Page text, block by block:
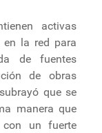
activas
en la red para
de fuentes
de obras
que se
manera que
con un fuerte